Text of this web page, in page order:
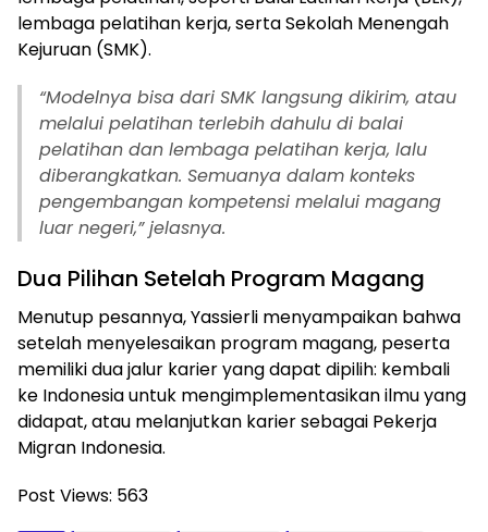
lembaga pelatihan kerja, serta Sekolah Menengah
Kejuruan (SMK).
“Modelnya bisa dari SMK langsung dikirim, atau
melalui pelatihan terlebih dahulu di balai
pelatihan dan lembaga pelatihan kerja, lalu
diberangkatkan. Semuanya dalam konteks
pengembangan kompetensi melalui magang
luar negeri,” jelasnya.
Dua Pilihan Setelah Program Magang
Menutup pesannya, Yassierli menyampaikan bahwa
setelah menyelesaikan program magang, peserta
memiliki dua jalur karier yang dapat dipilih: kembali
ke Indonesia untuk mengimplementasikan ilmu yang
didapat, atau melanjutkan karier sebagai Pekerja
Migran Indonesia.
Post Views: 563